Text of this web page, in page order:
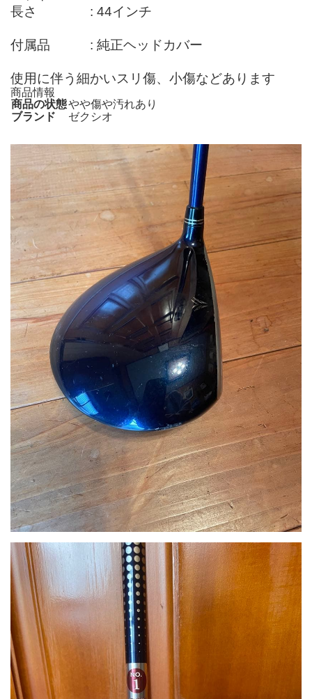
長さ : 44インチ
付属品 : 純正ヘッドカバー
使用に伴う細かいスリ傷、小傷などあります
商品情報
商品の状態やや傷や汚れあり
ブランド
ゼクシオ